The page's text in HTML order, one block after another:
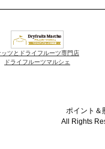
ッツとドライフルーツ専門店
ドライフルーツマルシェ
ポイント＆
All Rights